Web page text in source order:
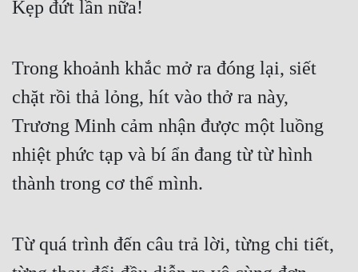
Kẹp đứt lần nữa!
Trong khoảnh khắc mở ra đóng lại, siết
chặt rồi thả lỏng, hít vào thở ra này,
Trương Minh cảm nhận được một luồng
nhiệt phức tạp và bí ẩn đang từ từ hình
thành trong cơ thể mình.
Từ quá trình đến câu trả lời, từng chi tiết,